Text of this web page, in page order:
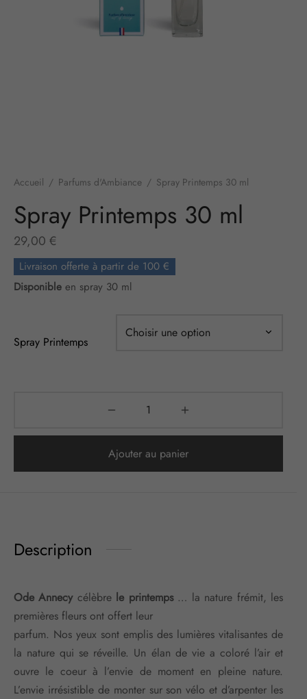
Accueil / Parfums d'Ambiance / Spray Printemps 30 ml
Spray Printemps 30 ml
29,00 €
Livraison offerte à partir de 100 €
Disponible en spray 30 ml
Spray Printemps
Ajouter au panier
Description
Ode Annecycélèbre le printemps… la nature frémit, les
premières fleurs ont offert leur
parfum. Nos yeux sont emplis des lumières vitalisantes de
la nature qui se réveille. Un élan de vie a coloré l’air et
ouvre le coeur à l’envie de moment en pleine nature.
L’envie irrésistible de monter sur son vélo et d’arpenter les